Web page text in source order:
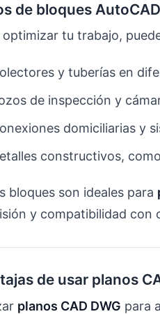
de bloques
optimizar tu trabajo,
y tuberías en
de inspección y
domiciliarias y
constructivos,
bloques son ideales para
y compatibilidad con
de usar planos
planos CAD DWG para